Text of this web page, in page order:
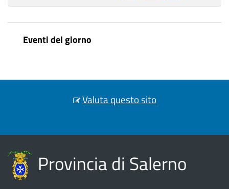
Eventi del giorno
Valuta questo sito
Provincia di Salerno